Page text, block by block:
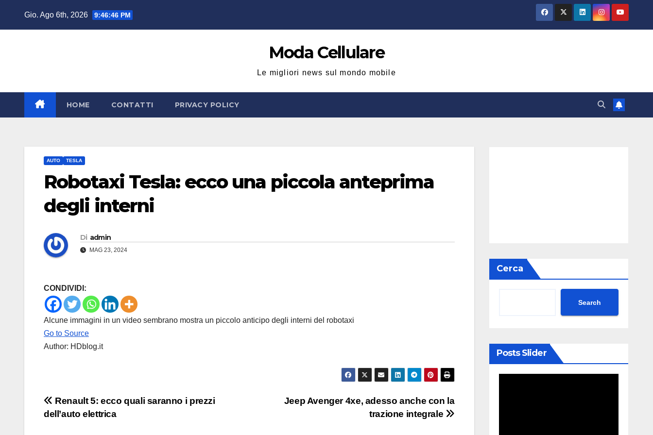
Gio. Ago 6th, 2026 9:46:46 PM
Moda Cellulare
Le migliori news sul mondo mobile
HOME CONTATTI PRIVACY POLICY
AUTO TESLA
Robotaxi Tesla: ecco una piccola anteprima
degli interni
Di admin
MAG 23, 2024
CONDIVIDI:
Alcune immagini in un video sembrano mostra un piccolo anticipo degli interni del robotaxi
Go to Source
Author: HDblog.it
Navigazione
Jeep Avenger 4xe, adesso anche con la
trazione integrale
Renault 5: ecco quali saranno i prezzi
dell’auto elettrica
Cerca
Search
Posts Slider